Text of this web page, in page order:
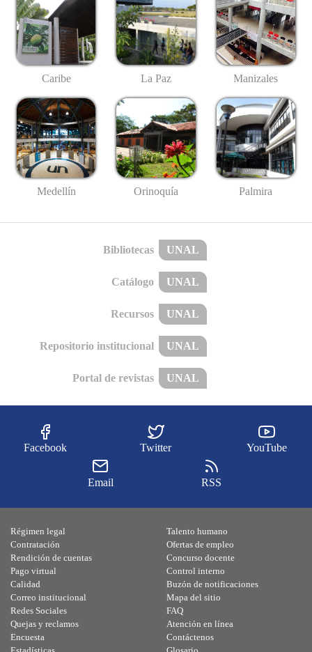
Caribe La Paz Manizales
Medellín Orinoquía Palmira
Bibliotecas UNAL
Catálogo UNAL
Recursos UNAL
Repositorio institucional UNAL
Portal de revistas UNAL
Facebook Twitter YouTube
Email RSS
Régimen legal
Contratación
Rendición de cuentas
Pago virtual
Calidad
Talento humano
Ofertas de empleo
Concurso docente
Control interno
Buzón de notificaciones
Correo institucional
Redes Sociales
Quejas y reclamos
Encuesta
Mapa del sitio
FAQ
Atención en línea
Contáctenos